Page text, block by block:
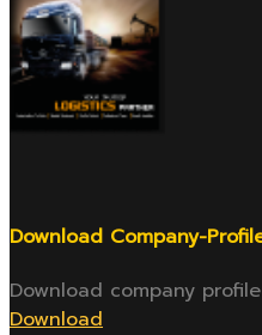
Download Company-
Download company
Download